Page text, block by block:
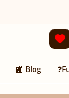
📰 Blog